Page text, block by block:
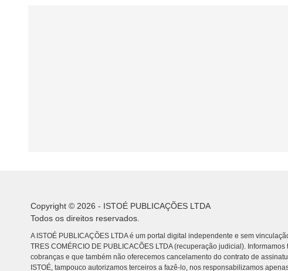
Copyright © 2026 - ISTOÉ PUBLICAÇÕES LTDA
Todos os direitos reservados.
A ISTOÉ PUBLICAÇÕES LTDA é um portal digital independente e sem
TRES COMÉRCIO DE PUBLICACÕES LTDA (recuperação judicial).
cobranças e que também não oferecemos cancelamento do contrato de
ISTOÉ, tampouco autorizamos terceiros a fazê-lo, nos responsabilizamos